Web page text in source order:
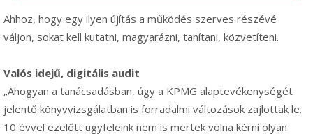
Ahhoz, hogy egy ilyen újítás a működés szerves részévé
váljon, sokat kell kutatni, magyarázni, tanítani, közvetíteni.
Valós idejű, digitális audit
„Ahogyan a tanácsadásban, úgy a KPMG alaptevékenységét
jelentő könyvvizsgálatban is forradalmi változások zajlottak le.
10 évvel ezelőtt ügyfeleink nem is mertek volna kérni olyan